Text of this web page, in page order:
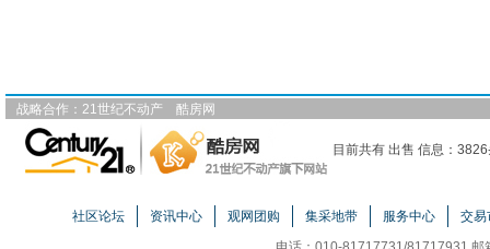
战略合作： 21世纪不动产 酷房网
目前共有 出售 信息：
社区论坛 资讯中心 观网团购 集采地带 服务中心
交易